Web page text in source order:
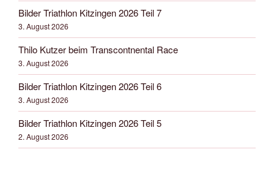
Bilder Triathlon Kitzingen 2026 Teil 7
3. August 2026
Thilo Kutzer beim Transcontnental Race
3. August 2026
Bilder Triathlon Kitzingen 2026 Teil 6
3. August 2026
Bilder Triathlon Kitzingen 2026 Teil 5
2. August 2026